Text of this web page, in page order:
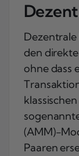
den
ohne dass
(AMM)-
Paaren